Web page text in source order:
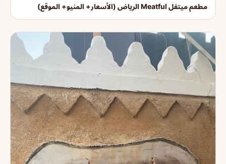
مطعم ميتفل Meatful الرياض (الأسعار+ المنيو+ الموقع)